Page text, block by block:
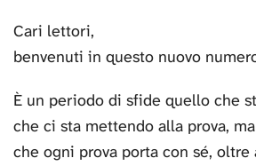
Cari lettori,
benvenuti in questo nuovo
È un periodo di sfide quello che
che ci sta mettendo alla prova,
che ogni prova porta con sé,